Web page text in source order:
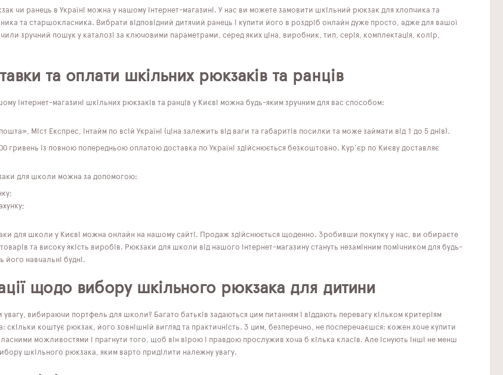
чи ранець в Україні можна у нашому інтернет-магазині. У нас ви можете замовити шкільний рюкзак для хлопчика та
та старшокласника. Вибрати відповідний дитячий ранець і купити його в роздріб онлайн дуже просто, адже для вашої
зручний пошук у каталозі за ключовими параметрами, серед яких ціна, виробник, тип, серія, комплектація, колір,
та оплати шкільних рюкзаків та ранців
інтернет-магазині шкільних рюкзаків та ранців у Києві можна будь-яким зручним для вас способом:
Міст Експрес, Інтайм по всій Україні (ціна залежить від ваги та габаритів посилки та може займати від 1 до 5 днів).
гривень із повною попередньою оплатою доставка по Україні здійснюється безкоштовно. Кур'єр по Києву доставляє
для школи можна за допомогою:
для школи у Києві можна онлайн на нашому сайті. Продаж здійснюється щоденно. Зробивши покупку у нас, ви обираєте
та високу якість виробів. Рюкзаки для школи від нашого інтернет-магазину стануть незамінним помічником для будь-
його навчальні будні.
щодо вибору шкільного рюкзака для дитини
вибираючи портфель для школи? Багато батьків задаються цим питанням і віддають перевагу кільком критеріям
скільки коштує рюкзак, його зовнішній вигляд та практичність. З цим, безперечно, не посперечаєшся: кожен хоче купити
можливостями і прагнути того, щоб він вірою і правдою прослужив хоча б кілька класів. Але існують інші не менш
шкільного рюкзака, яким варто приділити належну увагу.